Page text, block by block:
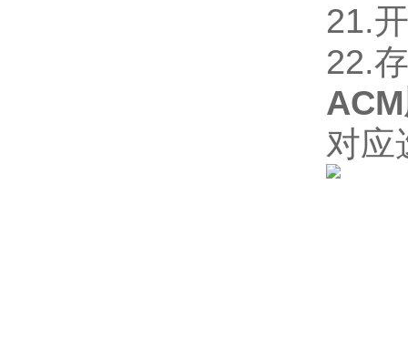
21.
22.
对应